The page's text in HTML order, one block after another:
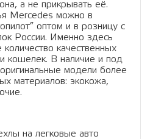
а не прикрывать её.
Mercedes можно в
оптом и в розницу с
России. Именно здесь
качественных
кошелек. В наличие и под
модели более
материалов: экокожа,
на легковые авто